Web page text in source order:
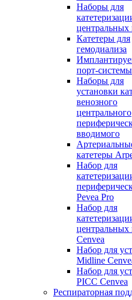
Наборы для
центральных
Катетеры для
гемодиализа
порт‑системы
Наборы для
установки
венозного
центрального
вводимого
катетеры
Набор для
Pevea Pro
Набор для
центральных
Cenvea
Набор для
Midline
Набор для
PICC Cenvea
Респираторная